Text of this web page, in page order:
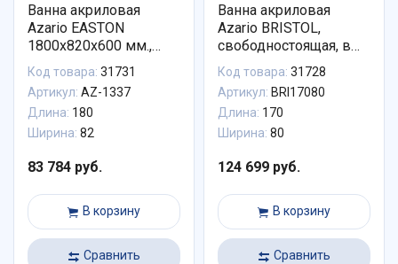
Ванна акриловая
Azario EASTON
1800x820x600 мм.,
белая,
свободностоящая, в
комплекте с сифоном
и металлической
рамой
Код товара: 31731
Артикул: AZ-1337
Длина: 180
Ширина: 82
83 784 руб.
В корзину
Сравнить
Ванна акриловая
Azario BRISTOL,
свободностоящая, в
комплекте с сифоном
и металлической
рамой, (BRI17080)
Код товара: 31728
Артикул: BRI17080
Длина: 170
Ширина: 80
124 699 руб.
В корзину
Сравнить